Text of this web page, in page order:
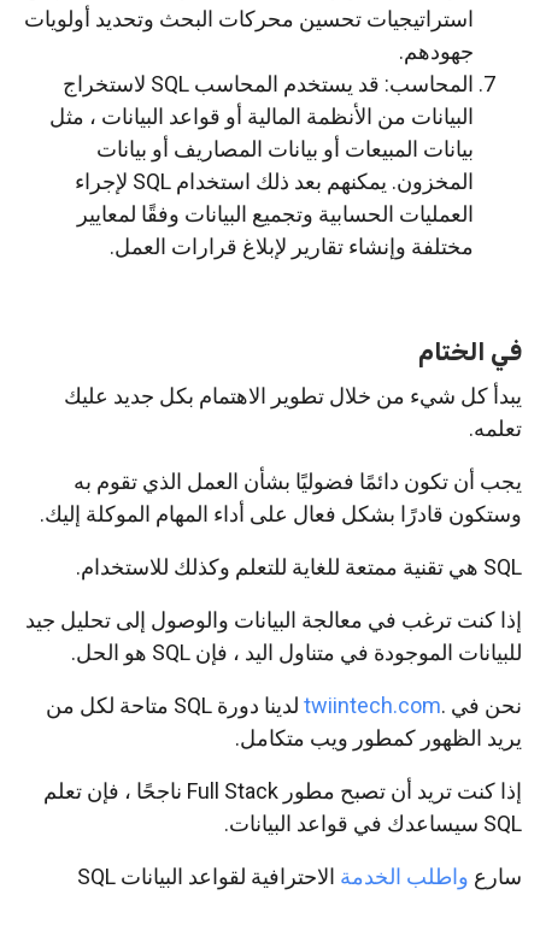
استراتيجيات تحسين محركات البحث وتحديد أولويات
جهودهم.
المحاسب: قد يستخدم المحاسب SQL لاستخراج
البيانات من الأنظمة المالية أو قواعد البيانات ، مثل
بيانات المبيعات أو بيانات المصاريف أو بيانات
المخزون. يمكنهم بعد ذلك استخدام SQL لإجراء
العمليات الحسابية وتجميع البيانات وفقًا لمعايير
مختلفة وإنشاء تقارير لإبلاغ قرارات العمل.
في الختام
يبدأ كل شيء من خلال تطوير الاهتمام بكل جديد عليك
تعلمه.
يجب أن تكون دائمًا فضوليًا بشأن العمل الذي تقوم به
وستكون قادرًا بشكل فعال على أداء المهام الموكلة إليك.
SQL هي تقنية ممتعة للغاية للتعلم وكذلك للاستخدام.
إذا كنت ترغب في معالجة البيانات والوصول إلى تحليل جيد
للبيانات الموجودة في متناول اليد ، فإن SQL هو الحل.
نحن في .twiintech.com
لدينا دورة SQL متاحة لكل من
يريد الظهور كمطور ويب متكامل.
إذا كنت تريد أن تصبح مطور Full Stack ناجحًا ، فإن تعلم
SQL سيساعدك في قواعد البيانات.
سارع واطلب الخدمة الاحترافية لقواعد البيانات SQL